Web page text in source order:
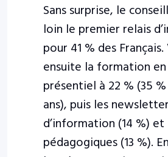
Sans surprise, le
loin le premier relais
pour 41 % des
ensuite la formation
présentiel à 22 % (35
ans), puis les
d’information (14 %)
pédagogiques (13 %).